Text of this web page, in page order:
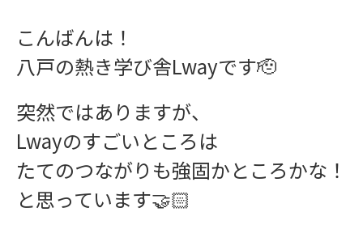
こんばんは！
八戸の熱き学び舎Lwayです🫡
突然ではありますが、
Lwayのすごいところは
たてのつながりも強固かところかな！
と思っています🤝🏻